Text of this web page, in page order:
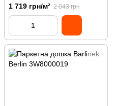
1 719 грн/м² 2 043 грн